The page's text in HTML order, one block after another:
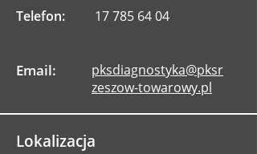
Telefon: 17 785 64 04
Email:
pksdiagnostyka@pksr
zeszow-towarowy.pl
Lokalizacja